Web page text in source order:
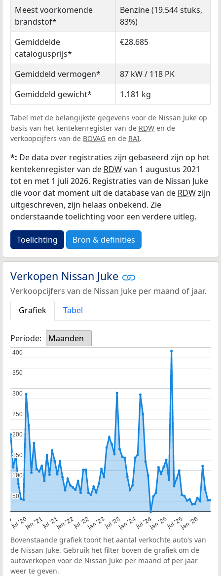
Meest voorkomende
brandstof*
Benzine (19.544 stuks,
83%)
Gemiddelde
catalogusprijs*
€28.685
Gemiddeld vermogen*
87 kW / 118 PK
Gemiddeld gewicht*
1.181 kg
Tabel met de belangijkste gegevens voor de Nissan Juke op
basis van het kentekenregister van de RDW en de
verkoopcijfers van de BOVAG en de RAI.
*: De data over registraties zijn gebaseerd zijn op het
kentekenregister van de RDWvan 1 augustus 2021
tot en met 1 juli 2026. Registraties van de Nissan Juke
die voor dat moment uit de database van de RDWzijn
uitgeschreven, zijn helaas onbekend. Zie
onderstaande toelichting voor een verdere uitleg.
Toelichting Bron & definities
Verkopen Nissan Juke
Verkoopcijfers van de Nissan Juke per maand of jaar.
Grafiek
Tabel
Periode: Maanden
jul ’20jan ’21jul ’21jan ’22jul ’22jan ’23jul ’23jan ’24jul ’24jan ’25jul ’25jan ’26
50
50
100
100
150
150
200
200
250
250
300
300
350
350
400
400
Bovenstaande grafiek toont het aantal verkochte auto's van
de Nissan Juke. Gebruik het filter boven de grafiek om de
autoverkopen voor de Nissan Juke per maand of per jaar
weer te geven.